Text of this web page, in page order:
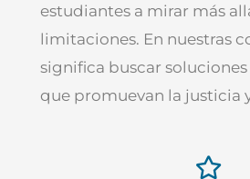
estudiantes a mirar más
limitaciones. En nuestras
significa buscar
que promuevan la justicia